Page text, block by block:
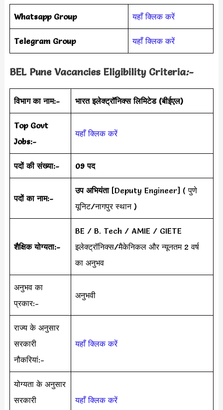
Whatsapp Group यहाँ क्लिक करें
Telegram Group यहाँ क्लिक करें
BEL Pune Vacancies Eligibility Criteria:-
विभाग का नाम:- भारत इलेक्ट्रॉनिक्स लिमिटेड (बीईएल)
Top Govt
Jobs:-
यहाँ क्लिक करें
पदों की संख्या:- 09 पद
पदों का नाम:-
उप अभियंता[Deputy Engineer] ( पुणे
यूनिट/नागपुर स्थान )
शैक्षिक योग्यता:-
BE / B. Tech / AMIE / GIETE
इलेक्ट्रॉनिक्स/मैकेनिकल और न्यूनतम 2 वर्ष
का अनुभव
अनुभव का
प्रकार:-
अनुभवी
राज्य के अनुसार
सरकारी
नौकरियां:-
यहाँ क्लिक करें
योग्यता के अनुसार
सरकारी
यहाँ क्लिक करें